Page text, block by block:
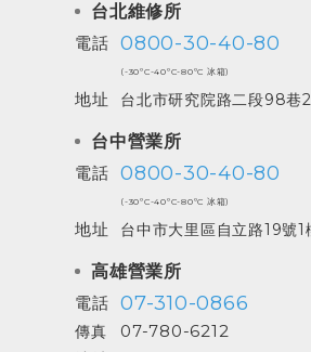
台北維修所
電話 0800-30-40-80
(-30ºC-40ºC-80ºC 冰箱)
地址 台北市研究院路二段98巷
台中營業所
電話 0800-30-40-80
(-30ºC-40ºC-80ºC 冰箱)
地址 台中市大里區自立路19號1
高雄營業所
電話 07-310-0866
傳真
07-780-6212